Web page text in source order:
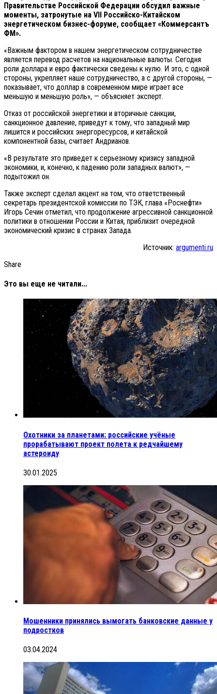
Правительстве Российской Федерации обсудил важные
моменты, затронутые на VII Российско-Китайском
энергетическом бизнес-форуме, сообщает «Коммерсантъ
ФМ».
«Важным фактором в нашем энергетическом сотрудничестве
является перевод расчетов на национальные валюты. Сегодня
роли доллара и евро фактически сведены к нулю. И это, с одной
стороны, укрепляет наше сотрудничество, а с другой стороны, —
показывает, что доллар в современном мире играет все
меньшую и меньшую роль», — объясняет эксперт.
Отказ от российской энергетики и вторичные санкции,
санкционное давление, приведут к тому, что западный мир
лишится и российских энергоресурсов, и китайской
компонентной базы, считает Андрианов.
«В результате это приведет к серьезному кризису западной
экономики, и, конечно, к падению роли западных валют», —
подытожил он.
Также эксперт сделал акцент на том, что ответственный
секретарь президентской комиссии по ТЭК, глава «Роснефти»
Игорь Сечин отметил, что продолжение агрессивной санкционной
политики в отношении России и Китая, приблизит очередной
экономический кризис в странах Запада.
Источник: argumenti.ru
Share
Это вы еще не читали...
Охотники за планетами: российские учёные
прорабатывают проект полета к редчайшему
астероиду
30.01.2025
Мошенники принялись вымогать банковские данные у
подростков
03.04.2024